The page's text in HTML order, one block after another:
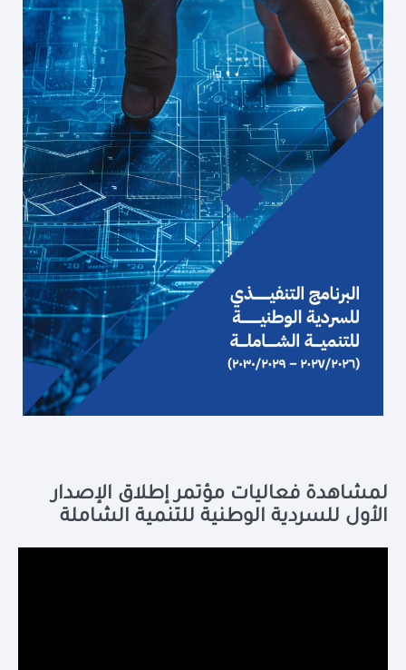
لمشاهدة فعاليات مؤتمر إطلاق الإصدار
الأول للسردية الوطنية للتنمية الشاملة